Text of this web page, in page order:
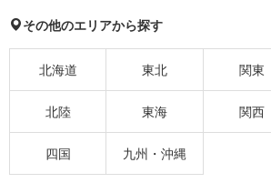
その他のエリアから探す
北海道 東北 関東
北陸 東海 関西
四国 九州・沖縄